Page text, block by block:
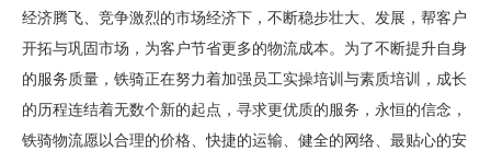
经济腾飞、竞争激烈的市场经济下，不断稳步壮大、发展，帮客户
开拓与巩固市场，为客户节省更多的物流成本。为了不断提升自身
的服务质量，铁骑正在努力着加强员工实操培训与素质培训，成长
的历程连结着无数个新的起点，寻求更优质的服务，永恒的信念，
铁骑物流愿以合理的价格、快捷的运输、健全的网络、最贴心的安